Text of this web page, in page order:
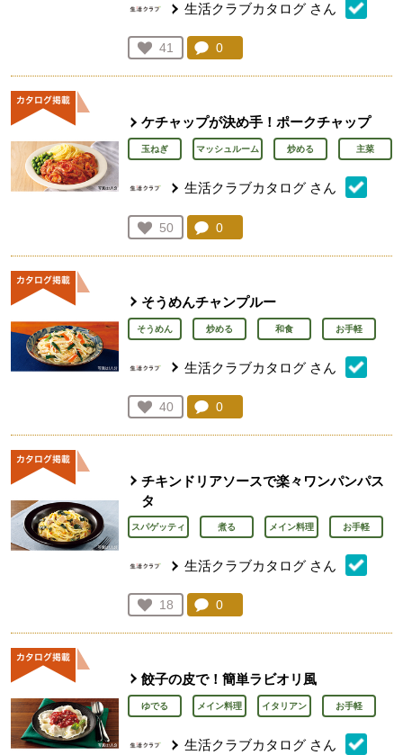
生活クラブカタログ さん
お気に入り登録：
41
人が登録
コメント：
0
ケチャップが決め手！ポークチャップ
玉ねぎ マッシュルーム 炒める 主菜
生活クラブカタログ さん
お気に入り登録：
50
人が登録
コメント：
0
そうめんチャンプルー
そうめん 炒める 和食 お手軽
生活クラブカタログ さん
お気に入り登録：
40
人が登録
コメント：
0
チキンドリアソースで楽々ワンパンパス
タ
スパゲッティ 煮る メイン料理 お手軽
生活クラブカタログ さん
お気に入り登録：
18
人が登録
コメント：
0
餃子の皮で！簡単ラビオリ風
ゆでる メイン料理 イタリアン お手軽
生活クラブカタログ さん